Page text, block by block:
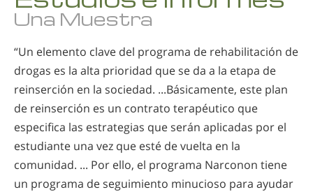
Ucraniano
Croata
Turco
Una Muestra
“Un elemento clave del programa de rehabilitación de
drogas es la alta prioridad que se da a la etapa de
reinserción en la sociedad. ...Básicamente, este plan
de reinserción es un contrato terapéutico que
especifica las estrategias que serán aplicadas por el
estudiante una vez que esté de vuelta en la
comunidad. ... Por ello, el programa Narconon tiene
un programa de seguimiento minucioso para ayudar